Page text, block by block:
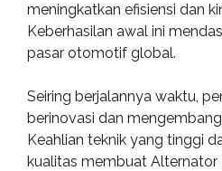
meningkatkan efisiensi dan
Keberhasilan awal ini
pasar otomotif global.
Seiring berjalannya waktu,
berinovasi dan
Keahlian teknik yang tinggi
kualitas membuat Alternator